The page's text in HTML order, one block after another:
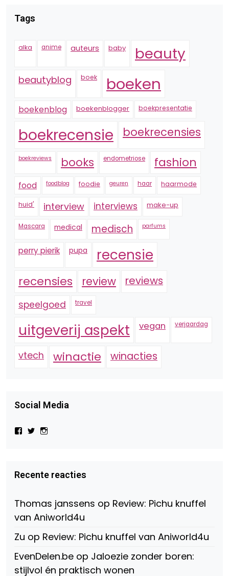
Tags
alka anime auteurs baby beauty
beautyblog boek boeken
boekenblog boekenblogger boekpresentatie
boekrecensie boekrecensies
boekreviews books endometriose fashion
food foodblog foodie geuren haar haarmode
huid' interview interviews make-up
Mascara medical medisch parfums
perry pierik pupa recensie
recensies review reviews
speelgoed travel
uitgeverij aspekt vegan verjaardag
vtech winactie winacties
Social Media
Bekijk
Beauty-
147775071915783/?
Facebook
Bekijk
op
Twitter
op
Instagram
Recente reacties
Thomas janssens op Review: Pichu knuffel
van Aniworld4u
Zu op Review: Pichu knuffel van Aniworld4u
EvenDelen.be op Jaloezie zonder boren:
stijlvol én praktisch wonen